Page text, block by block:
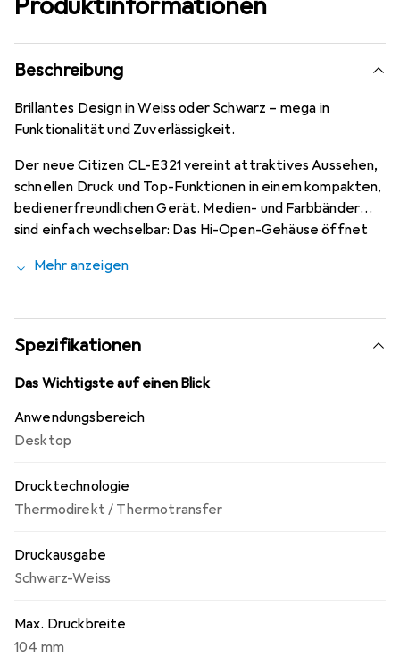
Beschreibung
Brillantes Design in Weiss oder Schwarz – mega in
Funktionalität und Zuverlässigkeit.
Der neue Citizen CL-E321 vereint attraktives Aussehen,
schnellen Druck und Top-Funktionen in einem kompakten,
bedienerfreundlichen Gerät. Medien- und Farbbänder
sind einfach wechselbar: Das Hi-Open-Gehäuse öffnet
Konnektivität und Druckeremulationen eignet sich der
Logistik sowie im Internethandel und im
Gesundheitswesen. Nach der einfachen Inbetriebnahme
ist er leicht zu bedienen und sorgt für einen problemlosen
Betrieb. Der CL-E321 arbeitet mit einer
bei 203 dpi im Thermotransfer- und Thermodirektdruck.
Erhältlich in Schwarz oder Weiss.
Mehr anzeigen
Spezifikationen
Das Wichtigste auf einen Blick
Anwendungsbereich
Desktop
Drucktechnologie
Thermodirekt / Thermotransfer
Druckausgabe
Schwarz-Weiss
Max. Druckbreite
104 mm